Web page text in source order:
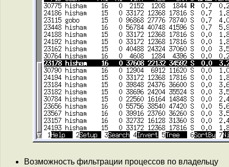
Возможность фильтрации процессов по владельцу